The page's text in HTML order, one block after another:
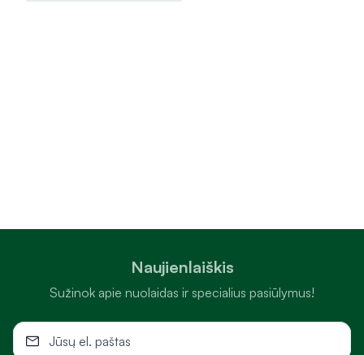
Naujienlaiškis
Sužinok apie nuolaidas ir specialius pasiūlymus!